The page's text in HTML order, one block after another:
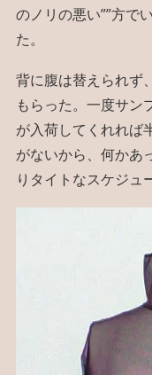
のノリの悪い””方で
た。
背に腹は替えられず
もらった。一度サン
が入荷してくれれば
がないから、何かあ
りタイトなスケジュ